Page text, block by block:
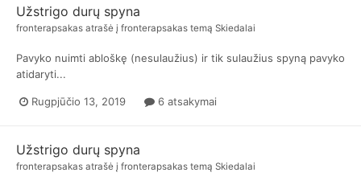
Užstrigo durų spyna
fronterapsakas atrašė į fronterapsakas temą Skiedalai
Pavyko nuimti abloškę (nesulaužius) ir tik sulaužius spyną pavyko
atidaryti...
Rugpjūčio 13, 2019 6 atsakymai
Užstrigo durų spyna
fronterapsakas atrašė į fronterapsakas temą Skiedalai